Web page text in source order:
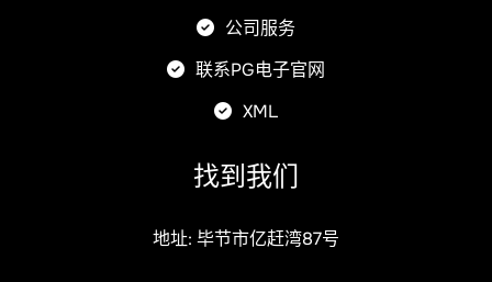
公司服务
联系PG电子官网
XML
找到我们
地址: 毕节市亿赶湾87号